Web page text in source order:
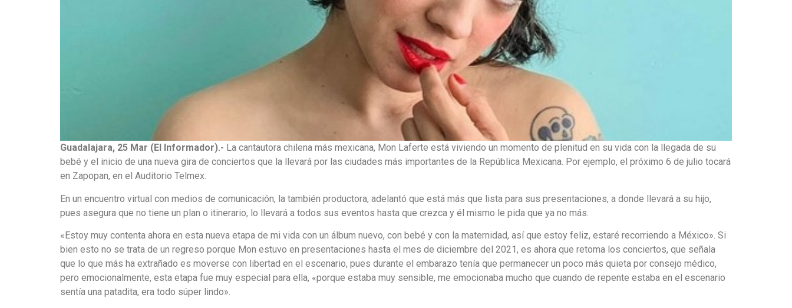
Guadalajara, 25 Mar (El Informador).- La cantautora chilena más mexicana, Mon Laferte está viviendo un momento de plenitud en su vida con la llegada de su
bebé y el inicio de una nueva gira de conciertos que la llevará por las ciudades más importantes de la República Mexicana. Por ejemplo, el próximo 6 de julio tocará
en Zapopan, en el Auditorio Telmex.
En un encuentro virtual con medios de comunicación, la también productora, adelantó que está más que lista para sus presentaciones, a donde llevará a su hijo,
pues asegura que no tiene un plan o itinerario, lo llevará a todos sus eventos hasta que crezca y él mismo le pida que ya no más.
«Estoy muy contenta ahora en esta nueva etapa de mi vida con un álbum nuevo, con bebé y con la maternidad, así que estoy feliz, estaré recorriendo a México». Si
bien esto no se trata de un regreso porque Mon estuvo en presentaciones hasta el mes de diciembre del 2021, es ahora que retoma los conciertos, que señala
que lo que más ha extrañado es moverse con libertad en el escenario, pues durante el embarazo tenía que permanecer un poco más quieta por consejo médico,
pero emocionalmente, esta etapa fue muy especial para ella, «porque estaba muy sensible, me emocionaba mucho que cuando de repente estaba en el escenario
sentía una patadita, era todo súper lindo».